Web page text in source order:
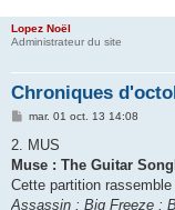
Lopez Noël
Administrateur du site
Chroniques
M
s
a
g
mar. 01 oct. 13 14:08
2. MUS
Muse : The Guitar
Cette partition
Assassin ; Big Freeze ;